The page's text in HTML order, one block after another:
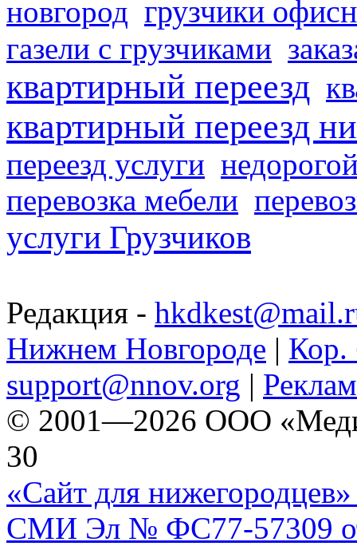
новгород грузчики
газели с грузчиками
квартирный переезд
квартирный переезд
переезд услуги
перевозка мебели
услуги Грузчиков
Редакция -
Нижнем Новгороде | Кор.
support@nnov.org |
© 2001—2026 ООО
30
«Сайт для нижегородцев»
СМИ Эл № ФС77-57309